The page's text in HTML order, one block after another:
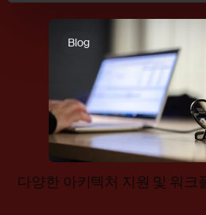
Blog
다양한 아키텍처 지원 및 워크